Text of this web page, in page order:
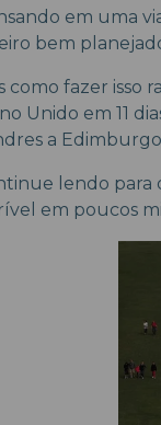
em uma
bem
como fazer isso
Unido em 11
a
lendo para
em poucos